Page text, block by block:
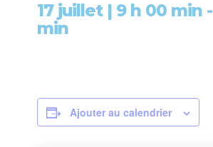
17 juillet | 9 h 00 min -
min
Ajouter au calendrier